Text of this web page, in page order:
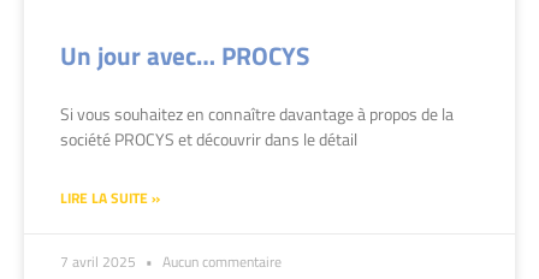
Un jour avec… PROCYS
Si vous souhaitez en connaître davantage à propos de la
société PROCYS et découvrir dans le détail
LIRE LA SUITE »
7 avril 2025 Aucun commentaire